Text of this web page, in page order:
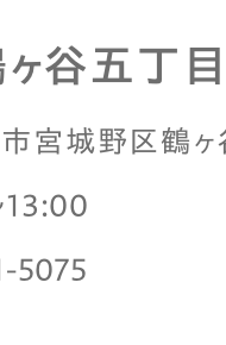
谷五丁
宮城野区鶴ヶ
5075